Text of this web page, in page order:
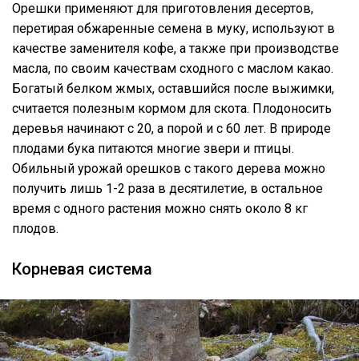
Орешки применяют для приготовления десертов,
перетирая обжаренные семена в муку, используют в
качестве заменителя кофе, а также при производстве
масла, по своим качествам сходного с маслом какао.
Богатый белком жмых, оставшийся после выжимки,
считается полезным кормом для скота. Плодоносить
деревья начинают с 20, а порой и с 60 лет. В природе
плодами бука питаются многие звери и птицы.
Обильный урожай орешков с такого дерева можно
получить лишь 1-2 раза в десятилетие, в остальное
время с одного растения можно снять около 8 кг
плодов.
Корневая система